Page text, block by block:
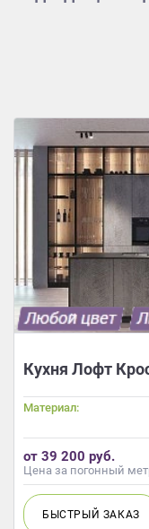
Кухня Лофт
Материал:
от 39 200 руб.
Цена за погонный
БЫСТРЫЙ ЗАКАЗ